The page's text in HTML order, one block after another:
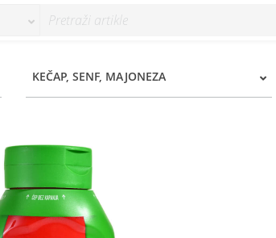
KEČAP, SENF, MAJONEZA